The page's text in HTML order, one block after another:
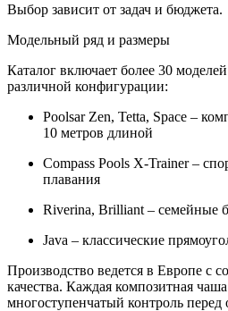
Выбор зависит от задач и бюджета.
Модельный ряд и размеры
Каталог включает более 30
различной конфигурации:
Poolsar Zen, Tetta, Space –
10 метров длиной
Compass Pools X-Trainer –
плавания
Riverina, Brilliant – семейные
Java – классические
Производство ведется в Европе с
качества. Каждая композитная
многоступенчатый контроль перед